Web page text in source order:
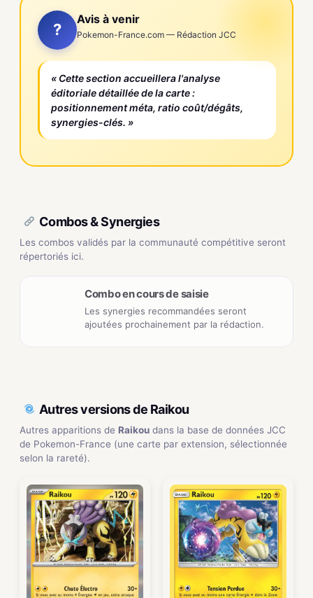
?
Avis à venir
Pokemon-France.com — Rédaction JCC
« Cette section accueillera l'analyse
éditoriale détaillée de la carte :
positionnement méta, ratio coût/dégâts,
synergies-clés. »
Combos & Synergies
Les combos validés par la communauté compétitive seront
répertoriés ici.
Combo en cours de saisie
Les synergies recommandées seront
ajoutées prochainement par la rédaction.
Autres versions de Raikou
Autres apparitions de Raikou dans la base de données JCC
de Pokemon-France (une carte par extension, sélectionnée
selon la rareté).